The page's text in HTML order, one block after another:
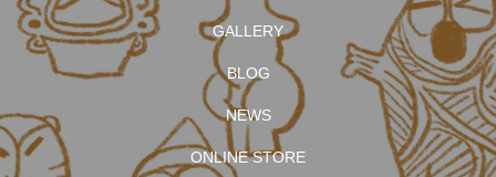
GALLERY
BLOG
NEWS
ONLINE STORE